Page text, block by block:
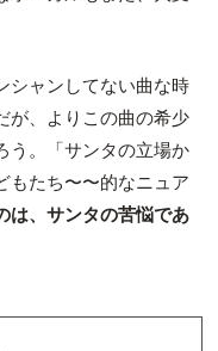
シャンしてない曲な時
が、よりこの曲の希少
う。「サンタの立場か
もたち〜〜的なニュア
は、サンタの苦悩であ